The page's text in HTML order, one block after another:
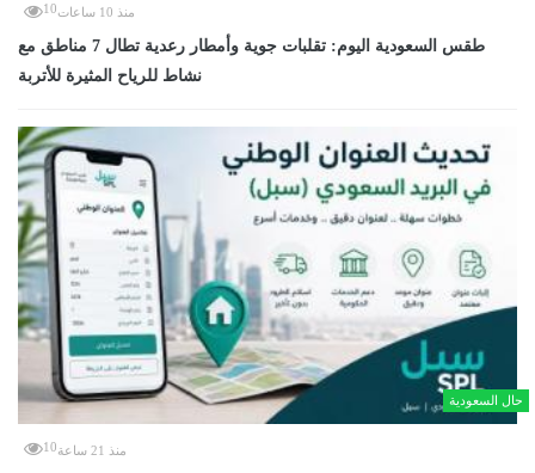
منذ 10 ساعات 10
طقس السعودية اليوم: تقلبات جوية وأمطار رعدية تطال 7 مناطق مع
نشاط للرياح المثيرة للأتربة
حال السعودية
منذ 21 ساعة 10